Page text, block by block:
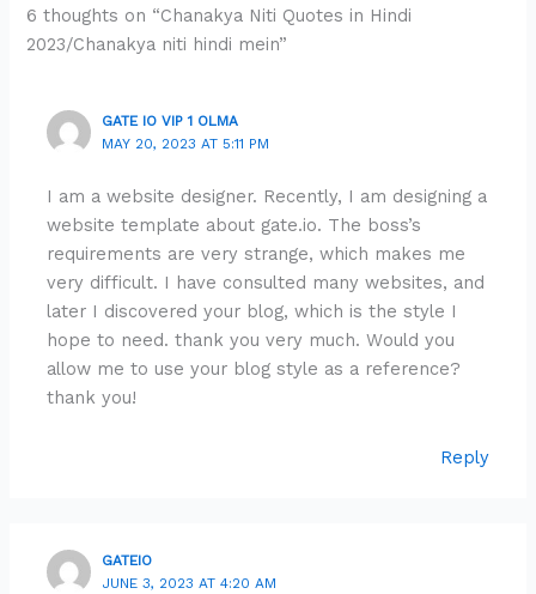
6 thoughts on “Chanakya Niti Quotes in Hindi
2023/Chanakya niti hindi mein”
GATE IO VIP 1 OLMA
MAY 20, 2023 AT 5:11 PM
I am a website designer. Recently, I am designing a
website template about gate.io. The boss’s
requirements are very strange, which makes me
very difficult. I have consulted many websites, and
later I discovered your blog, which is the style I
hope to need. thank you very much. Would you
allow me to use your blog style as a reference?
thank you!
Reply
GATEIO
JUNE 3, 2023 AT 4:20 AM